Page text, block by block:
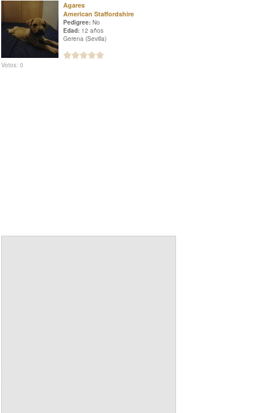
Agares
American Staffordshire
Pedigree: No
Edad: 12 años
Gerena (Sevilla)
Votos: 0